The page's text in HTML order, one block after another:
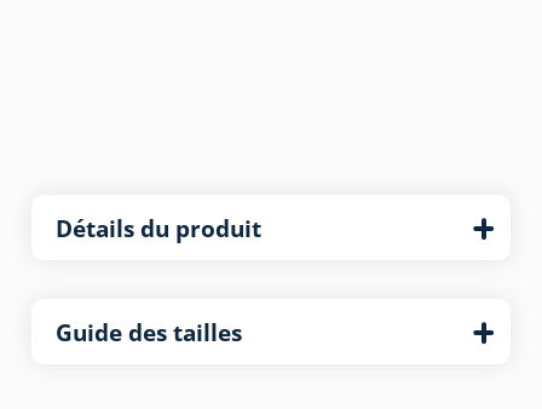
Détails du produit
Guide des tailles